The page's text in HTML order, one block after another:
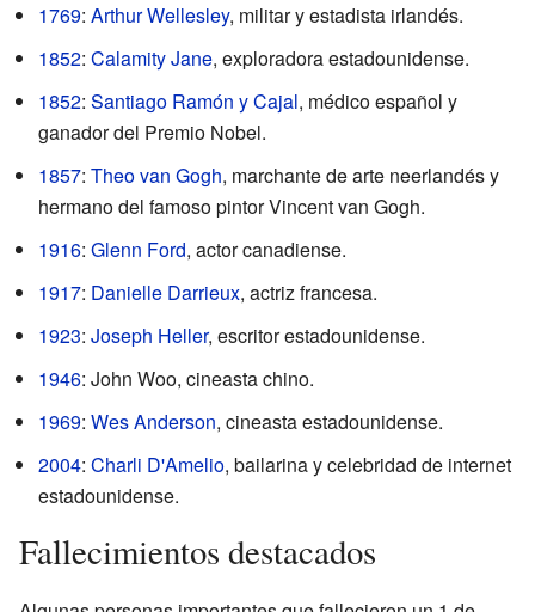
1769: Arthur Wellesley, militar y estadista irlandés.
1852: Calamity Jane, exploradora estadounidense.
1852: Santiago Ramón y Cajal, médico español y
ganador del Premio Nobel.
1857: Theo van Gogh, marchante de arte neerlandés y
hermano del famoso pintor Vincent van Gogh.
1916: Glenn Ford, actor canadiense.
1917: Danielle Darrieux, actriz francesa.
1923: Joseph Heller, escritor estadounidense.
1946: John Woo, cineasta chino.
1969: Wes Anderson, cineasta estadounidense.
2004: Charli D'Amelio, bailarina y celebridad de internet
estadounidense.
Fallecimientos destacados